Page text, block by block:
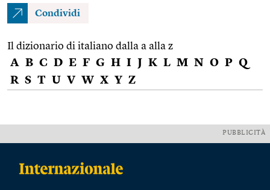
Condividi
Il dizionario di italiano dalla a alla z
A B C D E F G H I J K L M N O P Q
R S T U V W X Y Z
PUBBLICITÀ